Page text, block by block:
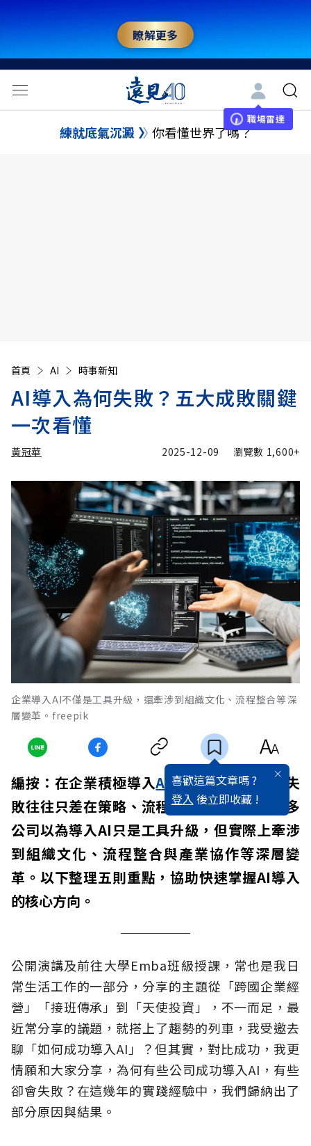
瞭解更多
職場雷達
練就底氣沉澱 你看懂世界了嗎？
首頁 AI 時事新知
AI導入為何失敗？五大成敗關鍵
一次看懂
黃冠華 2025-12-09 瀏覽數 1,600+
企業導入AI不僅是工具升級，還牽涉到組織文化、流程整合等深
層變革。freepik
喜歡這篇文章嗎 ?
登入 後立即收藏 !
編按：在企業積極導入AI 的浪潮中，成功
與失
敗往往只差在策略、流程與心態的微調。許多
公司以為導入AI只是工具升級，但實際上牽涉
到組織文化、流程整合與產業協作等深層變
革。以下整理五則重點，協助快速掌握AI導入
的核心方向。
公開演講及前往大學Emba班級授課，常也是我日
常生活工作的一部分，分享的主題從「跨國企業經
營」「接班傳承」到「天使投資」，不一而足，最
近常分享的議題，就搭上了趨勢的列車，我受邀去
聊「如何成功導入AI」？但其實，對比成功，我更
情願和大家分享，為何有些公司成功導入AI，有些
卻會失敗？在這幾年的實踐經驗中，我們歸納出了
部分原因與結果。